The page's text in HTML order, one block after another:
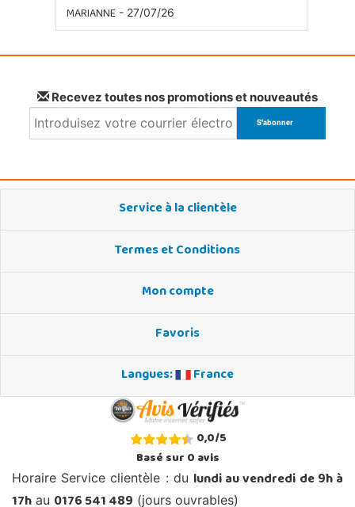
MARIANNE- 27/07/26
Recevez toutes nos promotions et nouveautés
Service à la clientèle
Termes et Conditions
Mon compte
Favoris
Langues:
France
0,0/5
Basé sur0avis
Horaire Service clientèle : du lundi au vendredi de 9h à
au (jours ouvrables)